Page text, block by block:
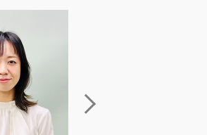
見の変化だけでなく心の変化に
みを抱えて来られたお客様
笑顔を取り戻していく姿を見
実感します。美と健康は日々
びを重ね、その方に本当に合っ
ます。お客様の人生にそっと